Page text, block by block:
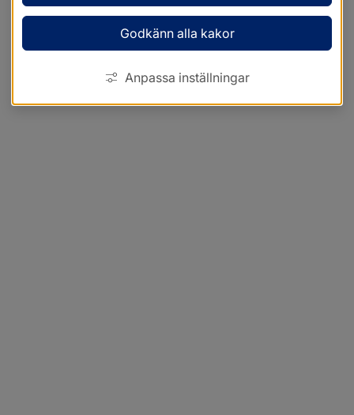
Godkänn alla kakor
Anpassa inställningar